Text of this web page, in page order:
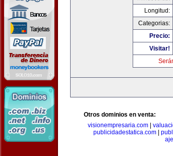
Longitud:
Categorias:
Precio:
Visitar!
Otros dominios en venta:
visionempresaria.com
publicidadestatica.com